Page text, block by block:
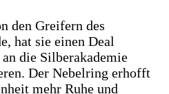
den Greifern des
hat sie einen Deal
die Silberakademie
Der Nebelring erhofft
mehr Ruhe und